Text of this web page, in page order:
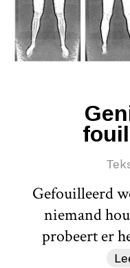
Gefouilleerd
niemand
probeert er